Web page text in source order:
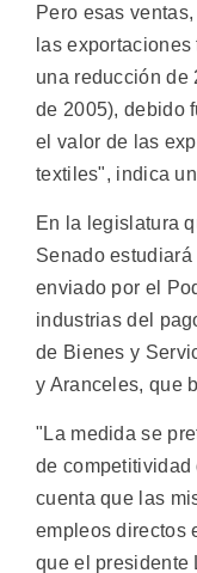
Pero esas
las
una reducción de
de 2005), debido
el valor de las
textiles", indica
En la legislatura
Senado
enviado por el
industrias del
de Bienes y
y Aranceles, que
"La medida se
de competitividad
cuenta que las
empleos directos
que el presidente